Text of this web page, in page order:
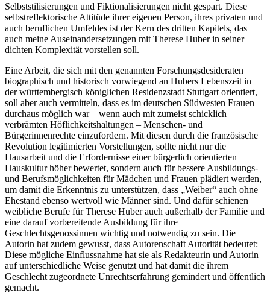
Im Laufe ihres Lebens hat die Autorin mit Selbstdeutungen,
Selbststilisierungen und Fiktionalisierungen nicht gespart. Diese
selbstreflektorische Attitüde ihrer eigenen Person, ihres privaten und
auch beruflichen Umfeldes ist der Kern des dritten Kapitels, das
auch meine Auseinandersetzungen mit Therese Huber in seiner
Eine Arbeit, die sich mit den genannten Forschungsdesideraten
biographisch und historisch vorwiegend an Hubers Lebenszeit in
der württembergisch königlichen Residenzstadt Stuttgart orientiert,
soll aber auch vermitteln, dass es im deutschen Südwesten Frauen
durchaus möglich war – wenn auch mit zumeist schicklich
verbrämten Höflichkeitshaltungen – Menschen- und
Bürgerinnenrechte einzufordern. Mit diesen durch die französische
Revolution legitimierten Vorstellungen, sollte nicht nur die
Hausarbeit und die Erfordernisse einer bürgerlich orientierten
Hauskultur höher bewertet, sondern auch für bessere Ausbildungs-
und Berufsmöglichkeiten für Mädchen und Frauen plädiert werden,
um damit die Erkenntnis zu unterstützen, dass „Weiber“ auch ohne
Ehestand ebenso wertvoll wie Männer sind. Und dafür schienen
weibliche Berufe für Therese Huber auch außerhalb der Familie und
eine darauf vorbereitende Ausbildung für ihre
Geschlechtsgenossinnen wichtig und notwendig zu sein. Die
Autorin hat zudem gewusst, dass Autorenschaft Autorität bedeutet:
Diese mögliche Einflussnahme hat sie als Redakteurin und Autorin
auf unterschiedliche Weise genutzt und hat damit die ihrem
Geschlecht zugeordnete Unrechtserfahrung gemindert und öffentlich